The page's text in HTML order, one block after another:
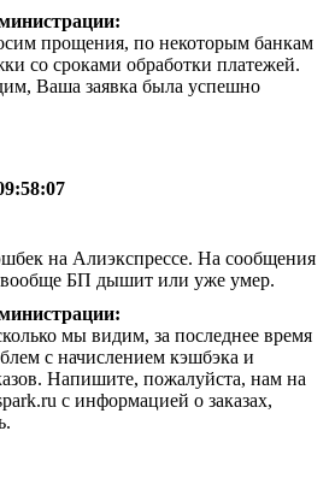
прощения, по некоторым банкам
со сроками обработки платежей.
Ваша заявка была успешно
на Алиэкспрессе. На сообщения
вообще БП дышит или уже умер.
мы видим, за последнее время
с начислением кэшбэка и
Напишите, пожалуйста, нам на
с информацией о заказах,